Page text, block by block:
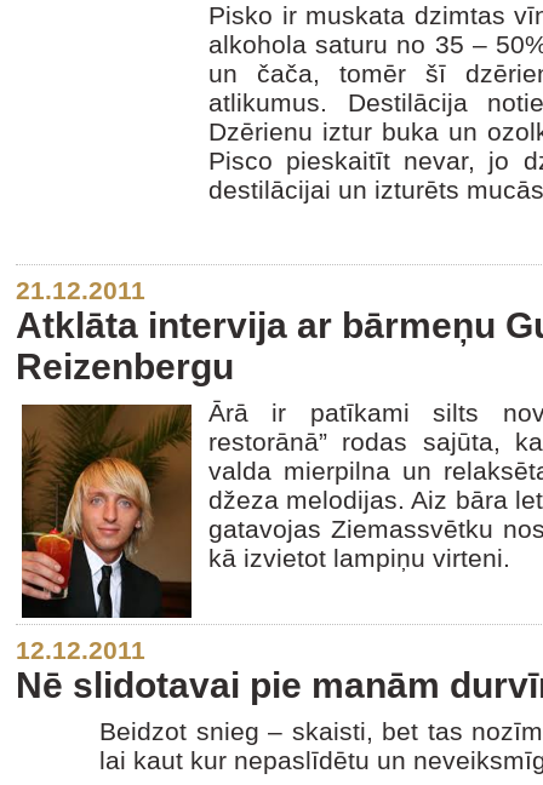
Pisko ir muskata dzimtas
alkohola saturu no 35 –
un čača, tomēr šī
atlikumus. Destilācija
Dzērienu iztur buka un
Pisco pieskaitīt nevar, jo
destilācijai un izturēts
21.12.2011
Atklāta intervija ar bārmeņu
Reizenbergu
Ārā ir patīkami silts
restorānā” rodas sajūta,
valda mierpilna un
džeza melodijas. Aiz bāra
gatavojas Ziemassvētku
kā izvietot lampiņu virteni.
12.12.2011
Nē slidotavai pie manām
Beidzot snieg – skaisti, bet tas
lai kaut kur nepaslīdētu un